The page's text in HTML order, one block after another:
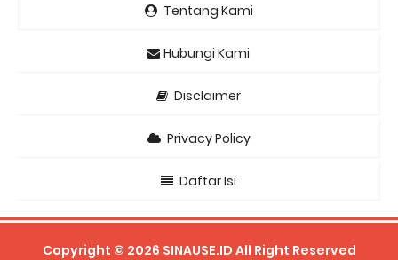
Tentang Kami
Hubungi Kami
Disclaimer
Privacy Policy
Daftar Isi
Copyright © 2026 SINAUSE.ID All Right Reserved